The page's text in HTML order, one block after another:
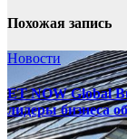
Похожая запись
Новости
ET NOW Global
лидеры бизнеса